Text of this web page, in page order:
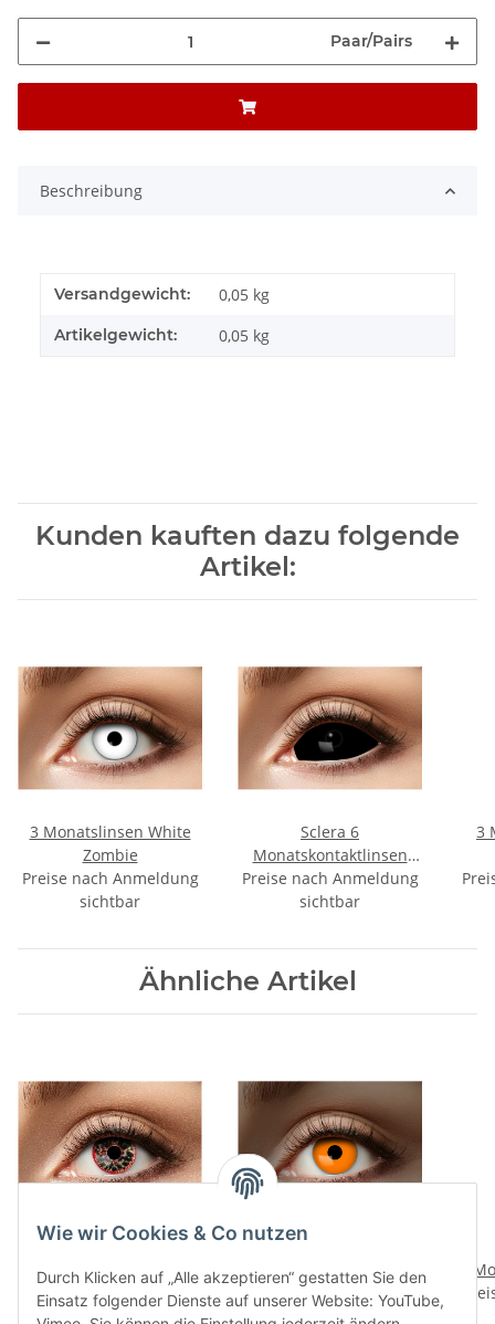
Paar/Pairs
Beschreibung
Versandgewicht: 0,05 kg
Artikelgewicht: 0,05 kg
Kunden kauften dazu folgende
Artikel:
3 Monatslinsen White
Zombie
Preise nach Anmeldung
sichtbar
Sclera 6
Monatskontaktlinsen
Black Eye
Preise nach Anmeldung
sichtbar
3
Ähnliche Artikel
12 Monatslinsen Dark
Dream
Preise nach Anmeldung
sichtbar
Monatskontaktlinsen
Flash Orange
Preise nach Anmeldung
sichtbar
Wie wir Cookies & Co nutzen
Durch Klicken auf „Alle akzeptieren“ gestatten Sie den
Einsatz folgender Dienste auf unserer Website: YouTube,